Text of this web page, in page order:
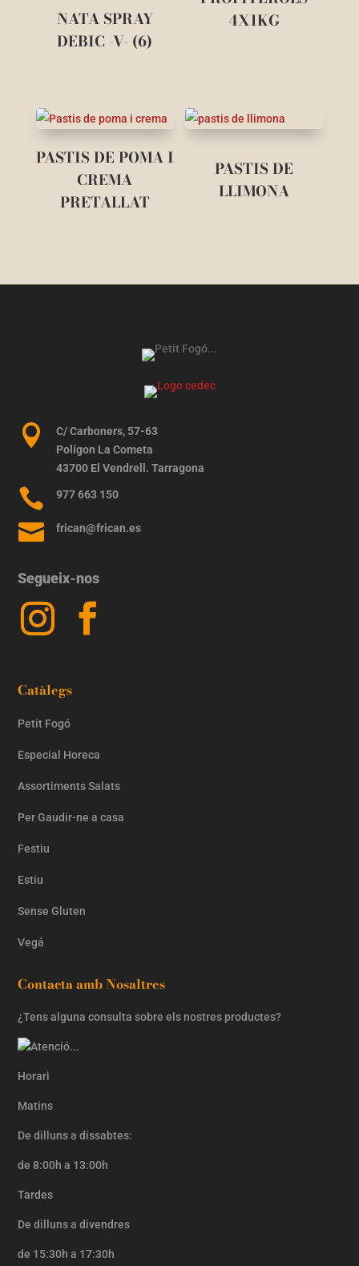
NATA SPRAY
DEBIC -V- (6)
4X1KG
PASTIS DE POMA I
CREMA
PRETALLAT
PASTIS DE
LLIMONA

C/ Carboners, 57-63
Polígon La Cometa
43700 El Vendrell. Tarragona
 977 663 150
 frican@frican.es
Segueix-nos
Catàlegs
Petit Fogó
Especial Horeca
Assortiments Salats
Per Gaudir-ne a casa
Festiu
Estiu
Sense Gluten
Vegá
Contacta amb Nosaltres
¿Tens alguna consulta sobre els nostres productes?
Horari
Matins
De dilluns a dissabtes:
de 8:00h a 13:00h
Tardes
De dilluns a divendres
de 15:30h a 17:30h